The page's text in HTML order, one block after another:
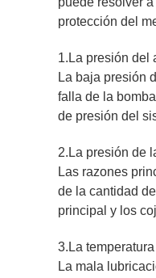
protección del
1.La presión del
La baja presión
falla de la
de presión del
2.La presión de
Las razones
de la cantidad
principal y los
3.La
La mala